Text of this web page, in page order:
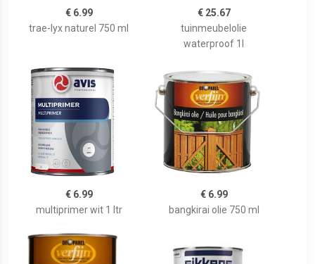
€ 6.99
trae-lyx naturel 750 ml
€ 25.67
tuinmeubelolie
waterproof 1l
€ 6.99
multiprimer wit 1 ltr
€ 6.99
bangkirai olie 750 ml